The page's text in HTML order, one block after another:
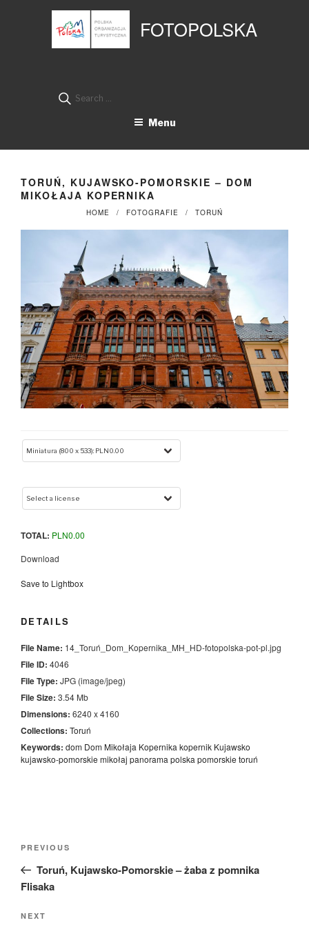
FOTOPOLSKA
Search
Menu
TORUŃ, KUJAWSKO-POMORSKIE – DOM
MIKOŁAJA KOPERNIKA
HOME FOTOGRAFIE TORUŃ
TOTAL: PLN0.00
Download
Save to Lightbox
DETAILS
File Name: 14_Toruń_Dom_Kopernika_MH_HD-fotopolska-pot-pl.jpg
File ID: 4046
File Type: JPG (image/jpeg)
File Size: 3.54 Mb
Dimensions: 6240 x 4160
Collections: Toruń
Keywords: dom Dom Mikołaja Kopernika kopernik Kujawsko
kujawsko-pomorskie mikołaj panorama polska pomorskie toruń
Previous
Post
PREVIOUS
Toruń, Kujawsko-Pomorskie – żaba z pomnika
Flisaka
Next
NEXT
Panel zarządzania plikami cookies